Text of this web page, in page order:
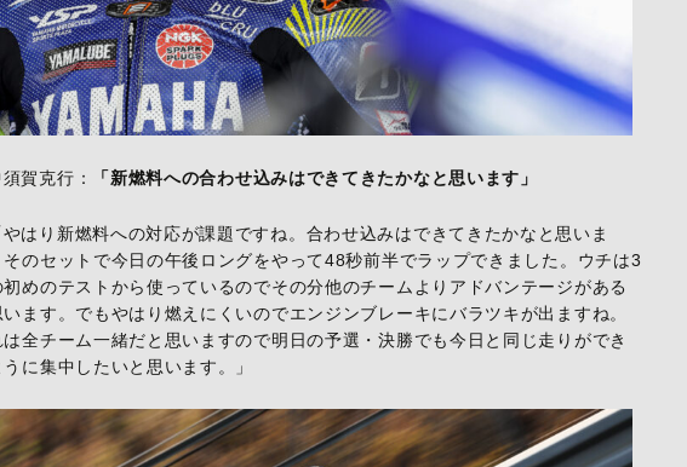
賀克行： 「新燃料への合わせ込みはできてきたかなと思います」
やはり新燃料への対応が課題ですね。合わせ込みはできてきたかなと思いま
そのセットで今日の午後ロングをやって48秒前半でラップできました。ウチは3
初めのテストから使っているのでその分他のチームよりアドバンテージがある
います。でもやはり燃えにくいのでエンジンブレーキにバラツキが出ますね。
は全チーム一緒だと思いますので明日の予選・決勝でも今日と同じ走りができ
うに集中したいと思います。」